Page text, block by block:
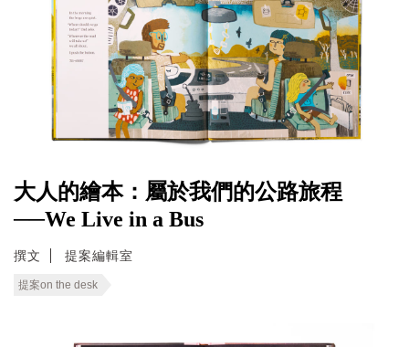
大人的繪本：屬於我們的公路旅程
──We Live in a Bus
撰文 提案編輯室
提案on the desk